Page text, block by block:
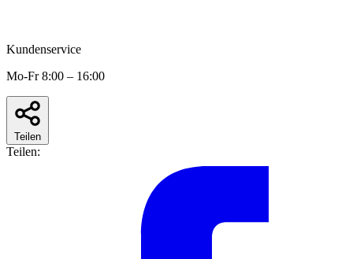
Kundenservice
Mo-Fr 8:00 – 16:00
Teilen
Teilen: